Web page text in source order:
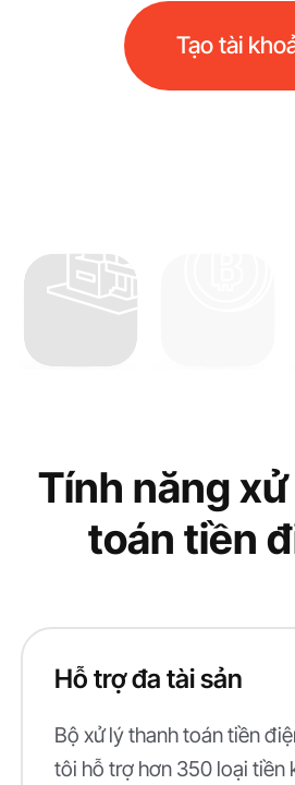
Tạo tài
Tính năng
toán tiền
Hỗ trợ đa tài sản
Bộ xử lý thanh toán tiền
tôi hỗ trợ hơn 350 loại tiền